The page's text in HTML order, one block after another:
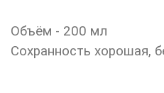
Объём - 200 мл
Сохранность хорошая,